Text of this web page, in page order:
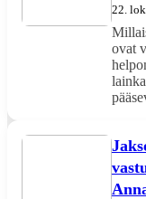
22.
ovat